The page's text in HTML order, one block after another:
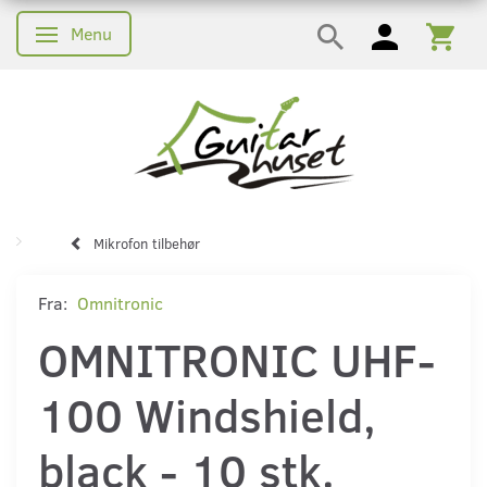
Skifte navigation
Menu
Mikrofon tilbehør
Fra: Omnitronic
OMNITRONIC UHF-
100 Windshield,
black - 10 stk.